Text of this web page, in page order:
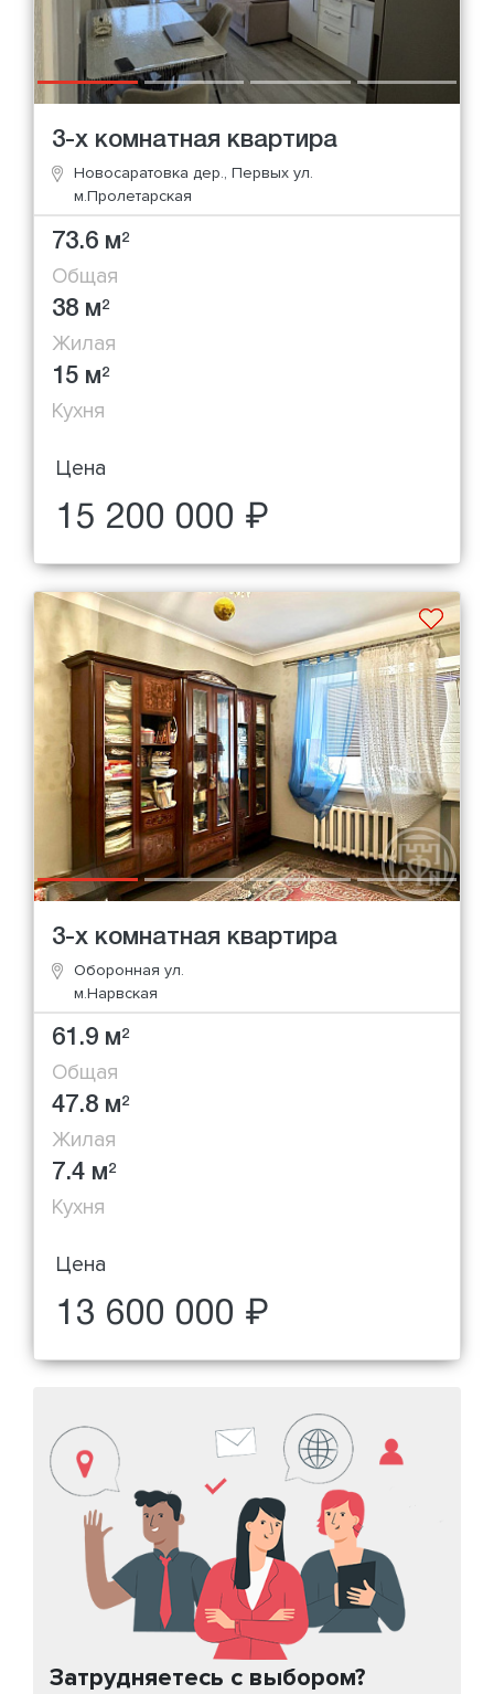
3-х комнатная квартира
Новосаратовка дер., Первых ул.
м.Пролетарская
73.6 м2
Общая
38 м2
Жилая
15 м2
Кухня
Цена
15 200 000 ₽
3-х комнатная квартира
Оборонная ул.
м.Нарвская
61.9 м2
Общая
47.8 м2
Жилая
7.4 м2
Кухня
Цена
13 600 000 ₽
Затрудняетесь с выбором?